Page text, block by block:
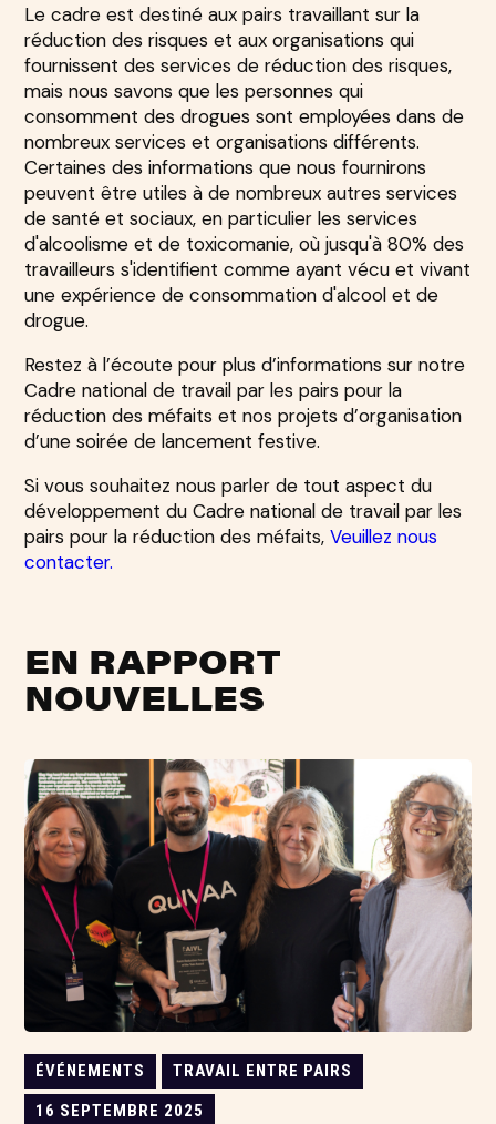
Le cadre est destiné aux pairs travaillant sur la
réduction des risques et aux organisations qui
fournissent des services de réduction des risques,
mais nous savons que les personnes qui
consomment des drogues sont employées dans de
nombreux services et organisations différents.
Certaines des informations que nous fournirons
peuvent être utiles à de nombreux autres services
de santé et sociaux, en particulier les services
d'alcoolisme et de toxicomanie, où jusqu'à 80% des
travailleurs s'identifient comme ayant vécu et vivant
une expérience de consommation d'alcool et de
drogue.
Restez à l’écoute pour plus d’informations sur notre
Cadre national de travail par les pairs pour la
réduction des méfaits et nos projets d’organisation
d’une soirée de lancement festive.
Si vous souhaitez nous parler de tout aspect du
développement du Cadre national de travail par les
pairs pour la réduction des méfaits,Veuillez nous
contacter.
EN RAPPORT
NOUVELLES
ÉVÉNEMENTS
TRAVAIL ENTRE PAIRS
16 SEPTEMBRE 2025